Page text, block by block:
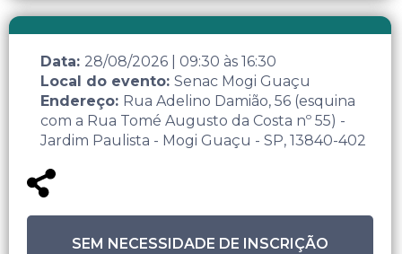
Data: 28/08/2026 09:30 às 16:30
Local do evento: Senac Mogi Guaçu
Endereço: Rua Adelino Damião, 56 (esquina
com a Rua Tomé Augusto da Costa nº 55) -
Jardim Paulista - Mogi Guaçu - SP, 13840-402
SEM NECESSIDADE DE INSCRIÇÃO